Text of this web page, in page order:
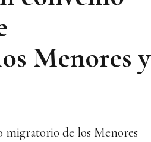
Menores y
migratorio de los Menores